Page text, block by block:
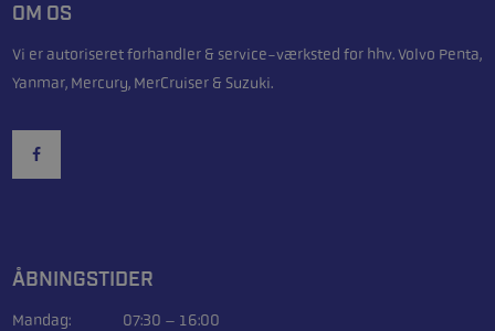
OM OS
Vi er autoriseret forhandler & service-værksted for hhv. Volvo Penta,
Yanmar, Mercury, MerCruiser & Suzuki.
ÅBNINGSTIDER
Mandag:
07:30 – 16:00